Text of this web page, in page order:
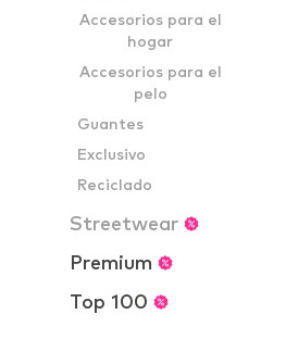
Accesorios para el
hogar
Accesorios para el
pelo
Guantes
Exclusivo
Reciclado
Streetwear
Premium
Top 100